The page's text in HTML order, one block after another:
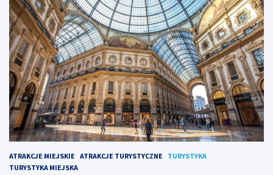
ATRAKCJE MIEJSKIE ATRAKCJE TURYSTYCZNE
TURYSTYKA
TURYSTYKA MIEJSKA